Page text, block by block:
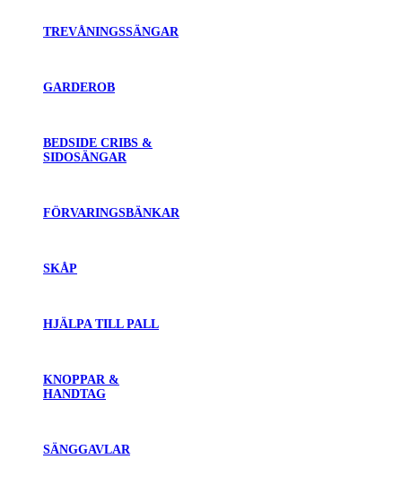
TREVÅNINGSSÄNGAR
GARDEROB
BEDSIDE CRIBS &
SIDOSÄNGAR
FÖRVARINGSBÄNKAR
SKÅP
HJÄLPA TILL PALL
KNOPPAR &
HANDTAG
SÄNGGAVLAR